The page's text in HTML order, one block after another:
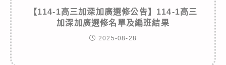
【114-1高三加深加廣選修公告】114-1高三
加深加廣選修名單及編班結果
2025-08-28